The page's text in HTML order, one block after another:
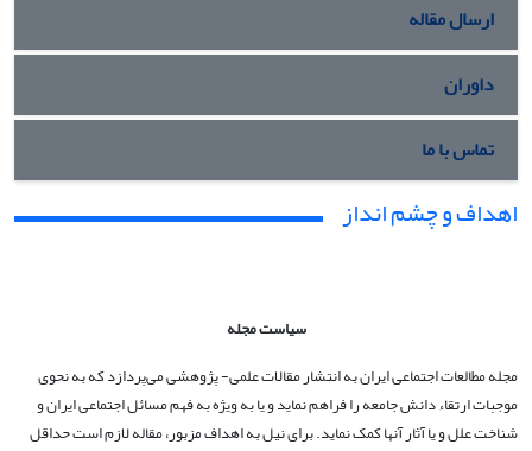
ارسال مقاله
داوران
تماس با ما
اهداف و چشم انداز
سیاست مجله
مجله مطالعات اجتماعی ایران به انتشار مقالات علمی- پژوهشی می‌پردازد که به نحوی
موجبات ارتقاء دانش جامعه را فراهم نماید و یا به ویژه به فهم مسائل اجتماعی ایران و
شناخت علل و یا آثار آنها کمک نماید. برای نیل به اهداف مزبور، مقاله لازم است حداقل